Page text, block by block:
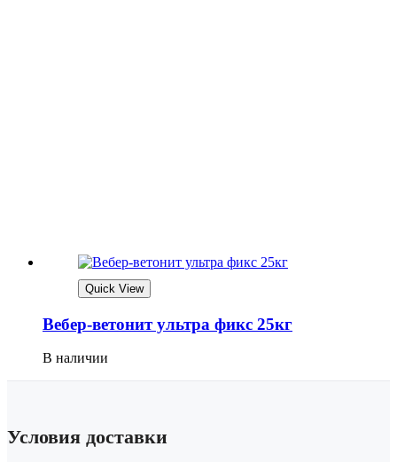
Quick View
Вебер-ветонит ультра фикс 25кг
В наличии
Условия доставки